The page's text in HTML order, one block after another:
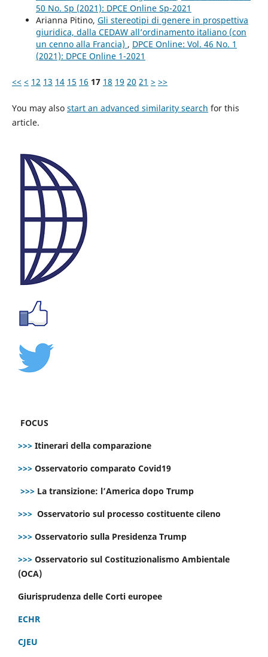
50 No. Sp (2021): DPCE Online Sp-2021
Arianna Pitino, Gli stereotipi di genere in prospettiva
giuridica, dalla CEDAW all’ordinamento italiano (con
un cenno alla Francia) , DPCE Online: Vol. 46 No. 1
(2021): DPCE Online 1-2021
<< < 12 13 14 15 16 17 18 19 20 21 > >>
You may also start an advanced similarity search for this
article.
FOCUS
>>> Itinerari della comparazione
>>> Osservatorio comparato Covid19
>>> La transizione: l’America dopo Trump
>>> Osservatorio sul processo costituente cileno
>>> Osservatorio sulla Presidenza Trump
>>> Osservatorio sul Costituzionalismo Ambientale
(OCA)
Giurisprudenza delle Corti europee
ECHR
CJEU